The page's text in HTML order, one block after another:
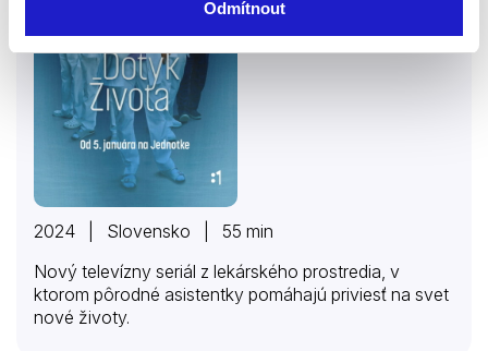
Odmítnout
2024 | Slovensko | 55 min
Nový televízny seriál z lekárského prostredia, v
ktorom pôrodné asistentky pomáhajú priviesť na svet
nové životy.